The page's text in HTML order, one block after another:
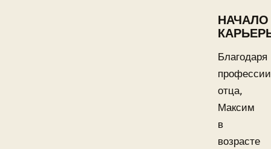
НАЧАЛО
Благодаря
профессии
отца,
Максим
в
возрасте